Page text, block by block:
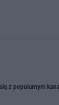
z popularnym